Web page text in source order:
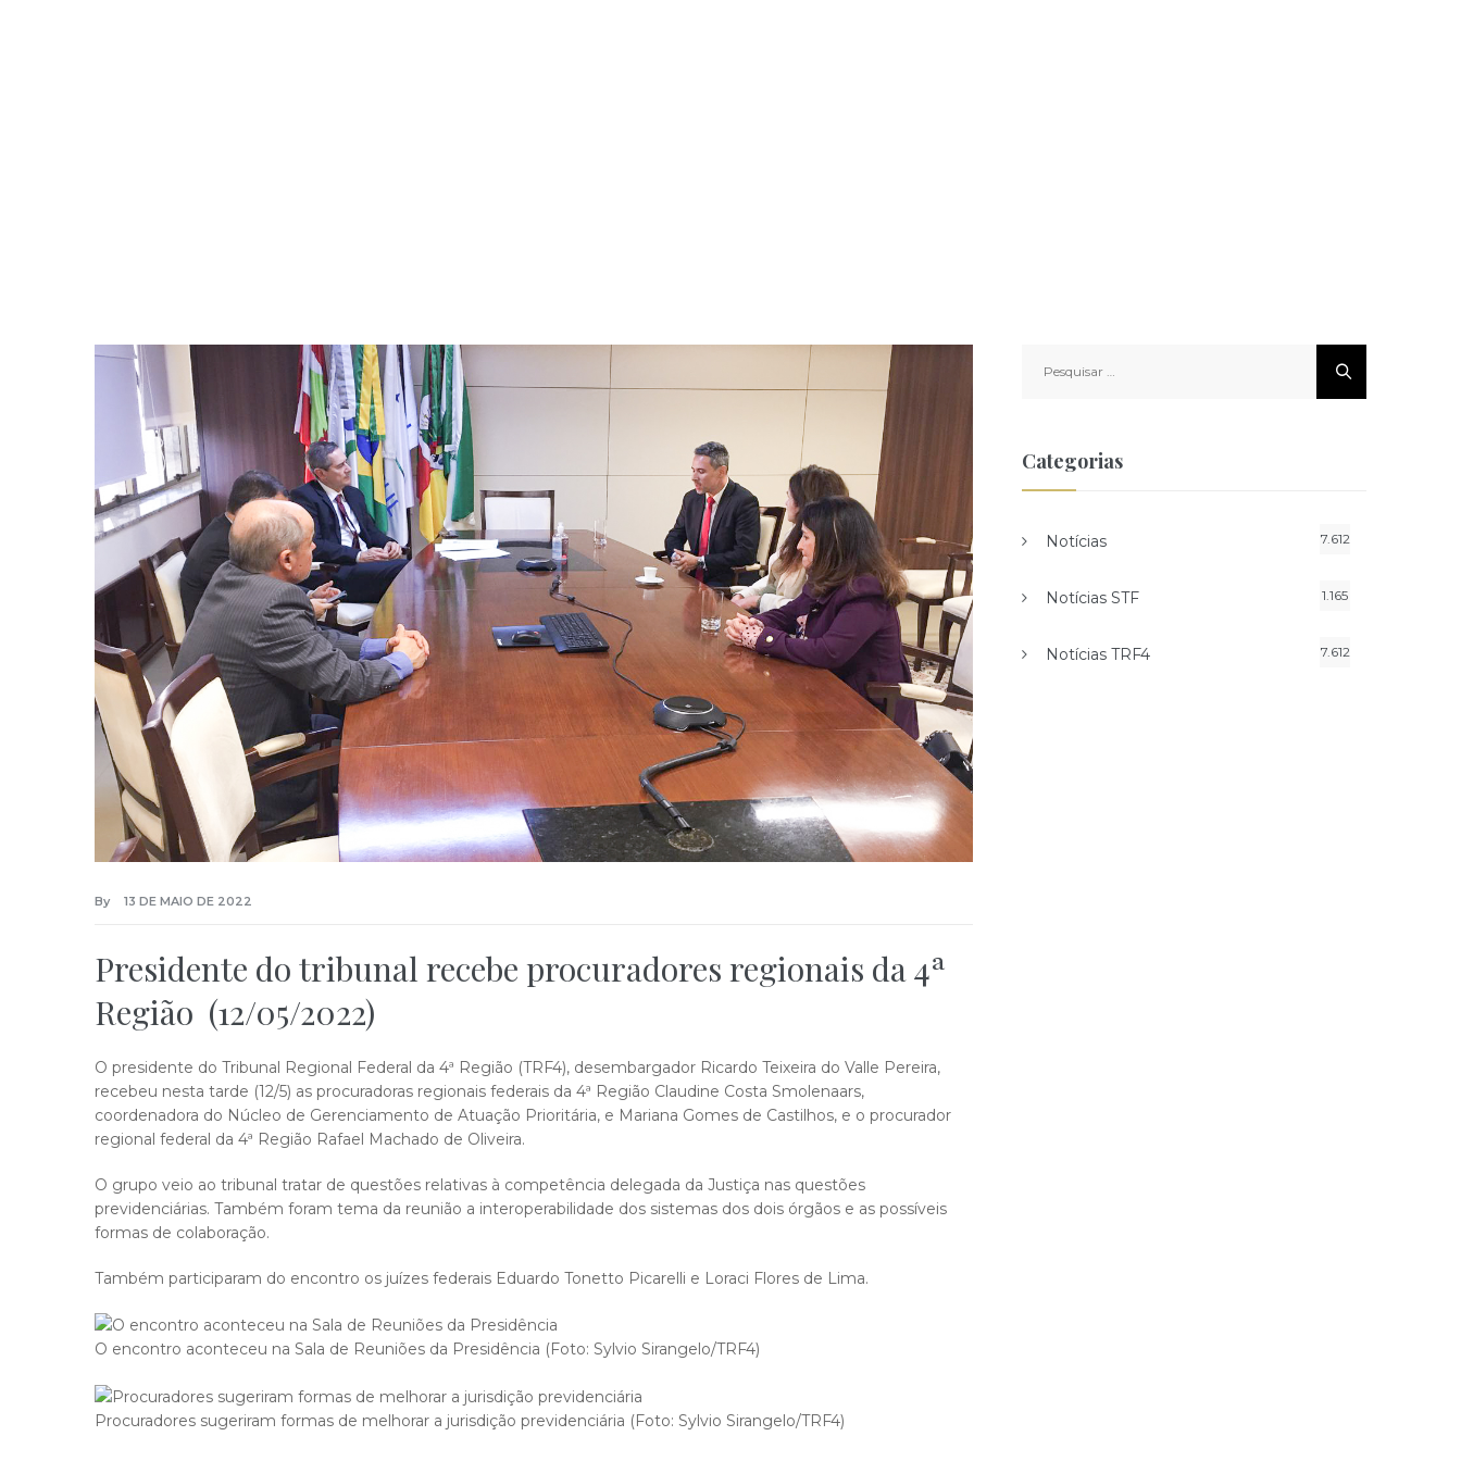
By 13 DE MAIO DE 2022
Presidente do tribunal recebe procuradores regionais da 4ª
Região (12/05/2022)
O presidente do Tribunal Regional Federal da 4ª Região (TRF4), desembargador Ricardo Teixeira do Valle Pereira,
recebeu nesta tarde (12/5) as procuradoras regionais federais da 4ª Região Claudine Costa Smolenaars,
coordenadora do Núcleo de Gerenciamento de Atuação Prioritária, e Mariana Gomes de Castilhos, e o procurador
regional federal da 4ª Região Rafael Machado de Oliveira.
O grupo veio ao tribunal tratar de questões relativas à competência delegada da Justiça nas questões
previdenciárias. Também foram tema da reunião a interoperabilidade dos sistemas dos dois órgãos e as possíveis
formas de colaboração.
Também participaram do encontro os juízes federais Eduardo Tonetto Picarelli e Loraci Flores de Lima.
O encontro aconteceu na Sala de Reuniões da Presidência (Foto: Sylvio Sirangelo/TRF4)
Procuradores sugeriram formas de melhorar a jurisdição previdenciária (Foto: Sylvio Sirangelo/TRF4)
por:
Categorias
Notícias 7.612
Notícias STF 1.165
Notícias TRF4 7.612